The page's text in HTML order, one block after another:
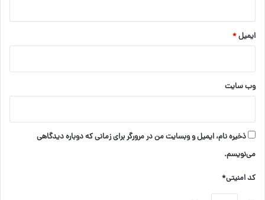
ایمیل*
وب‌ سایت
ذخیره نام، ایمیل و وبسایت من در مرورگر برای زمانی که دوباره دیدگاهی
می‌نویسم.
کد امنیتی*